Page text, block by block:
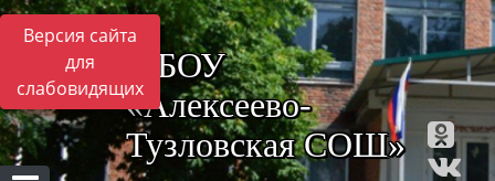
Версия сайта
для
слабовидящих
МБОУ
«Алексеево-
Тузловская СОШ»